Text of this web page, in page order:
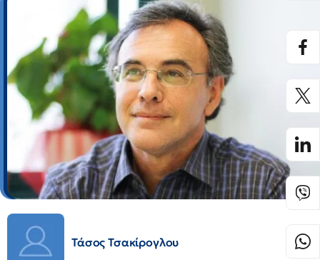
Τάσος Τσακίρογλου